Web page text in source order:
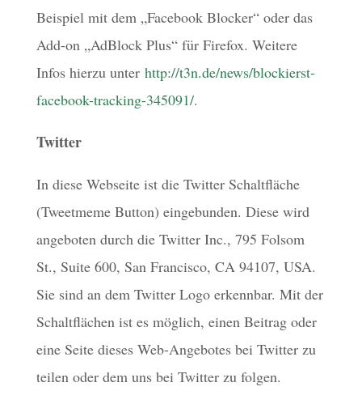
Beispiel mit dem „Facebook Blocker“ oder das
Add-on „AdBlock Plus“ für Firefox. Weitere
Infos hierzu unter http://t3n.de/news/blockierst-
facebook-tracking-345091/.
Twitter
In diese Webseite ist die Twitter Schaltfläche
(Tweetmeme Button) eingebunden. Diese wird
angeboten durch die Twitter Inc., 795 Folsom
St., Suite 600, San Francisco, CA 94107, USA.
Sie sind an dem Twitter Logo erkennbar. Mit der
Schaltflächen ist es möglich, einen Beitrag oder
eine Seite dieses Web-Angebotes bei Twitter zu
teilen oder dem uns bei Twitter zu folgen.